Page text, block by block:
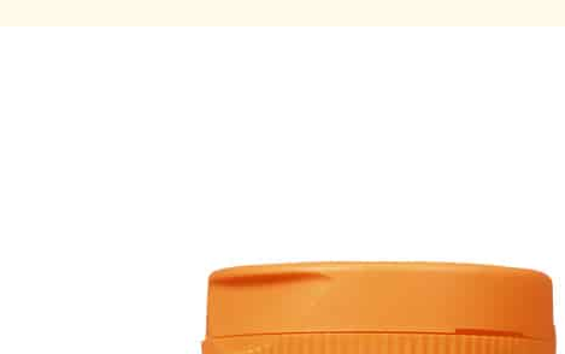
kombinasjon av tradisjonell
bikuber i trær kombinert
er en svært viktig